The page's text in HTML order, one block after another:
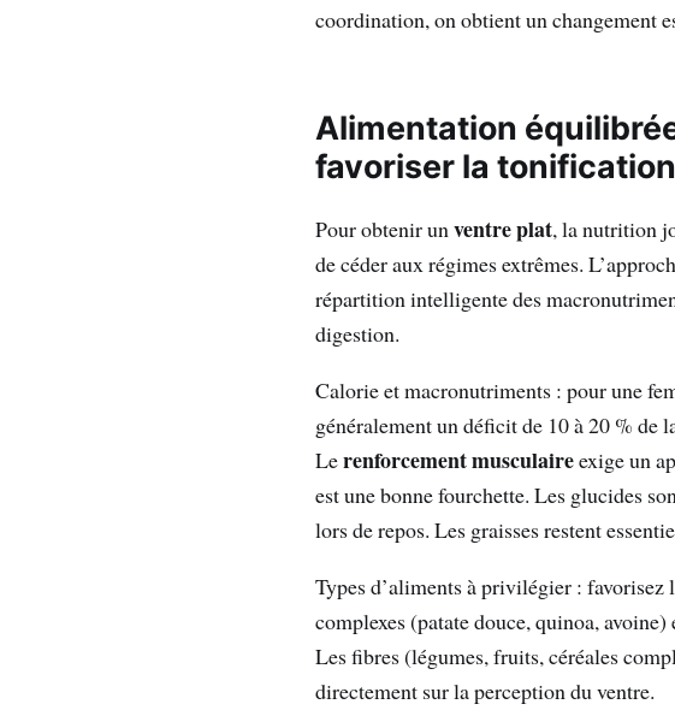
coordination, on obtient un changement
Alimentation
favoriser la tonification
Pour obtenir unventre plat, la nutrition
de céder aux régimes extrêmes.
répartition intelligente des
digestion.
Calorie et macronutriments : pour une
généralement un déficit de 10 à 20 % de
Lerenforcement musculaireexige un
est une bonne fourchette. Les glucides
lors de repos. Les graisses restent
Types d’aliments à privilégier :
complexes (patate douce, quinoa,
Les fibres (légumes, fruits, céréales
directement sur la perception du ventre.